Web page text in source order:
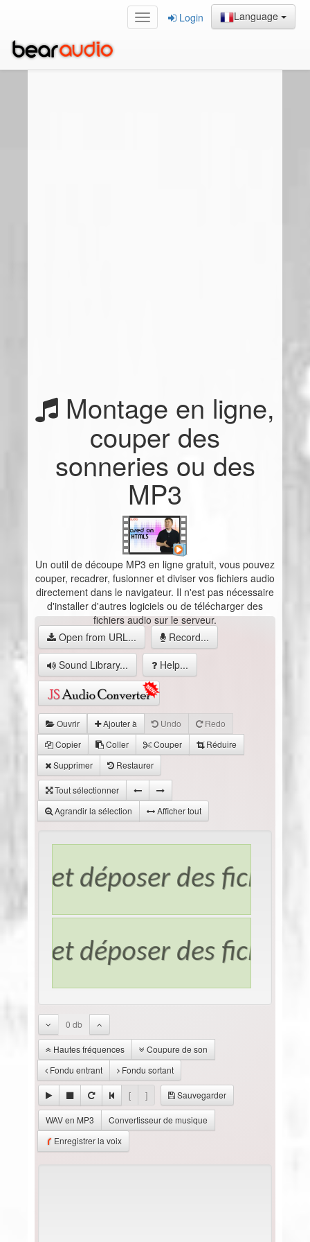
Language
Login
Montage en ligne,
couper des
sonneries ou des
MP3
Un outil de découpe MP3 en ligne gratuit, vous pouvez
couper, recadrer, fusionner et diviser vos fichiers audio
directement dans le navigateur. Il n'est pas nécessaire
d'installer d'autres logiciels ou de télécharger des
fichiers audio sur le serveur.
Open from URL...
Record...
Sound Library...
Help...
Ouvrir Ajouter à Undo
Redo
Copier
Coller Couper
Réduire
Supprimer
Restaurer
Tout sélectionner
Agrandir la sélection
Afficher tout
0 db
Hautes fréquences
Coupure de son
Fondu entrant
Fondu sortant
[ ] Sauvegarder
WAV en MP3
Convertisseur de musique
Enregistrer la voix